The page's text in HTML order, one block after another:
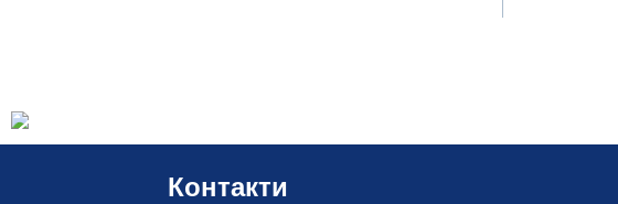
Контакти